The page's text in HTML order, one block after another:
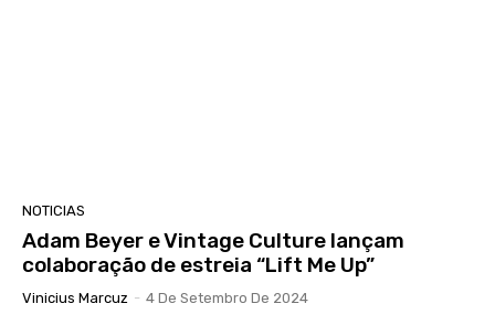
NOTICIAS
Adam Beyer e Vintage Culture lançam
colaboração de estreia “Lift Me Up”
Vinicius Marcuz - 4 De Setembro De 2024